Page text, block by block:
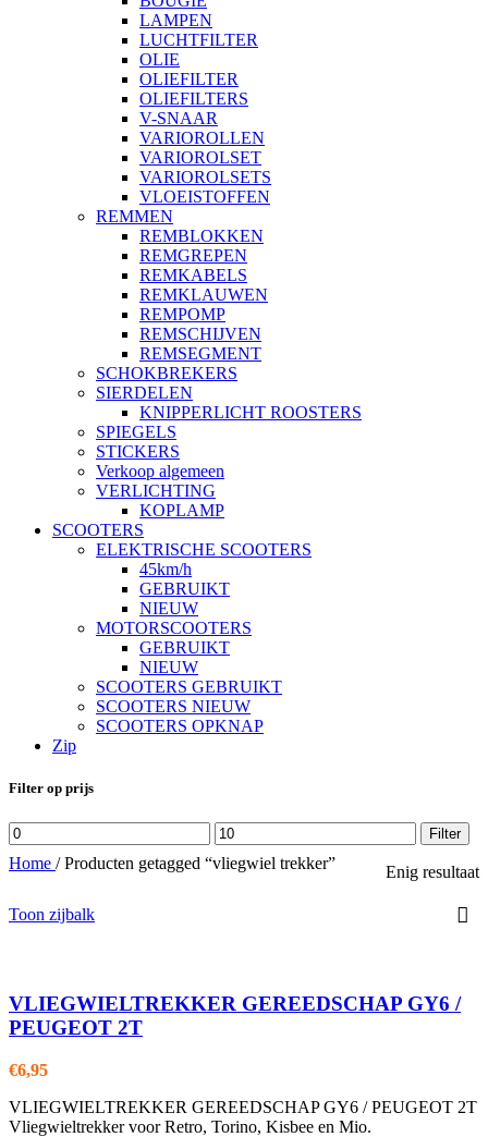
LAMPEN
LUCHTFILTER
OLIE
OLIEFILTER
OLIEFILTERS
V-SNAAR
VARIOROLLEN
VARIOROLSET
VARIOROLSETS
VLOEISTOFFEN
REMMEN
REMBLOKKEN
REMGREPEN
REMKABELS
REMKLAUWEN
REMPOMP
REMSCHIJVEN
REMSEGMENT
SCHOKBREKERS
SIERDELEN
KNIPPERLICHT ROOSTERS
SPIEGELS
STICKERS
Verkoop algemeen
VERLICHTING
KOPLAMP
SCOOTERS
ELEKTRISCHE SCOOTERS
45km/h
GEBRUIKT
NIEUW
MOTORSCOOTERS
GEBRUIKT
NIEUW
SCOOTERS GEBRUIKT
SCOOTERS NIEUW
SCOOTERS OPKNAP
Zip
Filter op prijs
Min.
prijs
Max.
prijs
Filter
Home / Producten getagged “vliegwiel trekker” Enig resultaat
Toon zijbalk
VLIEGWIELTREKKER GEREEDSCHAP GY6 /
PEUGEOT 2T
€6,95
VLIEGWIELTREKKER GEREEDSCHAP GY6 / PEUGEOT 2T
Vliegwieltrekker voor Retro, Torino, Kisbee en Mio.